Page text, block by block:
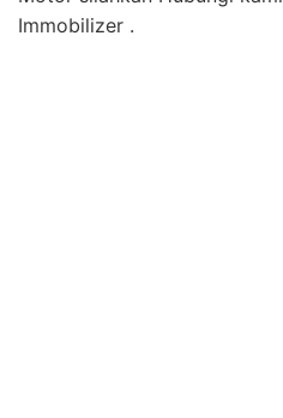
Immobilizer .